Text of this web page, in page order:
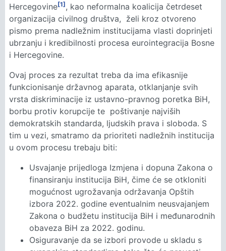
Hercegovine[1], kao neformalna koalicija četrdeset
organizacija civilnog društva, želi kroz otvoreno
pismo prema nadležnim institucijama vlasti doprinjeti
ubrzanju i kredibilnosti procesa eurointegracija Bosne
i Hercegovine.
Ovaj proces za rezultat treba da ima efikasnije
funkcionisanje državnog aparata, otklanjanje svih
vrsta diskriminacije iz ustavno-pravnog poretka BiH,
borbu protiv korupcije te poštivanje najviših
demokratskih standarda, ljudskih prava i sloboda. S
tim u vezi, smatramo da prioriteti nadležnih institucija
u ovom procesu trebaju biti:
Usvajanje prijedloga Izmjena i dopuna Zakona o
finansiranju institucija BiH, čime će se otkloniti
mogućnost ugrožavanja održavanja Opštih
izbora 2022. godine eventualnim neusvajanjem
Zakona o budžetu institucija BiH i međunarodnih
obaveza BiH za 2022. godinu.
Osiguravanje da se izbori provode u skladu s